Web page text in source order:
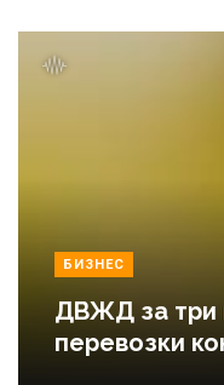
БИЗНЕС
ДВЖД за три
перевозки